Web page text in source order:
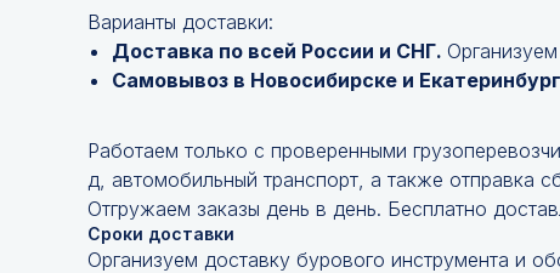
Варианты доставки:
Доставка по всей России и СНГ.
Самовывоз в Новосибирске и
Работаем только с проверенными
д, автомобильный транспорт, а также отправка
Отгружаем заказы день в день. Бесплатно
Сроки доставки
Организуем доставку бурового инструмента и